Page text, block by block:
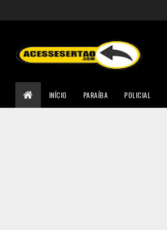
INÍCIO PARAÍBA POLICIAL